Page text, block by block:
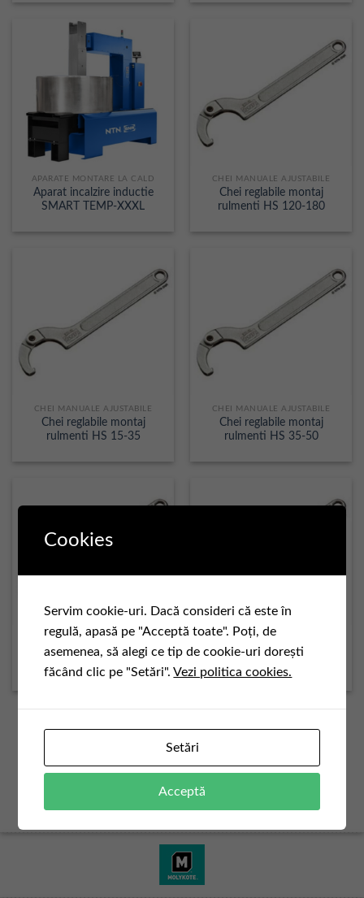
APARATE MONTARE LA CALD
Aparat incalzire inductie
SMART TEMP-XXXL
CHEI MANUALE AJUSTABILE
Chei reglabile montaj
rulmenti HS 120-180
CHEI MANUALE AJUSTABILE
Chei reglabile montaj
rulmenti HS 15-35
CHEI MANUALE AJUSTABILE
Chei reglabile montaj
rulmenti HS 35-50
CHEI MANUALE AJUSTABILE
Chei reglabile montaj
rulmenti HS 50-80
CHEI MANUALE AJUSTABILE
Chei reglabile montaj
rulmenti HS 80-120
Cookies
Servim cookie-uri. Dacă consideri că este în
regulă, apasă pe "Acceptă toate". Poți, de
asemenea, să alegi ce tip de cookie-uri dorești
făcând clic pe "Setări".Vezi politica cookies.
Setări
Acceptă